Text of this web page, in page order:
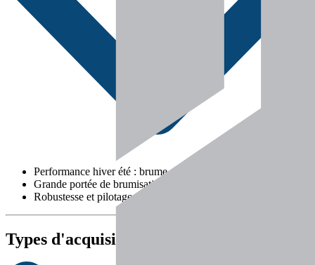
Performance hiver été : brume + neige
Grande portée de brumisation jusqu’à 90 m
Robustesse et pilotage précis
Types d'acquisition